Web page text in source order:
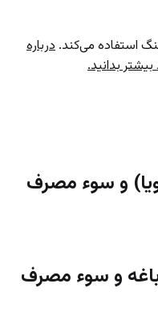
استفاده می‌کند. درباره
بدانید.
و سوء مصرف
و سوء مصرف